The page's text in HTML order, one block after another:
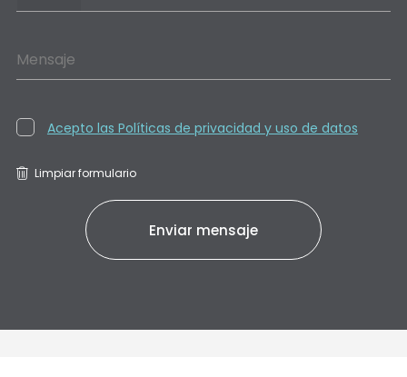
Mensaje
Acepto las Políticas de privacidad y uso de datos
Limpiar formulario